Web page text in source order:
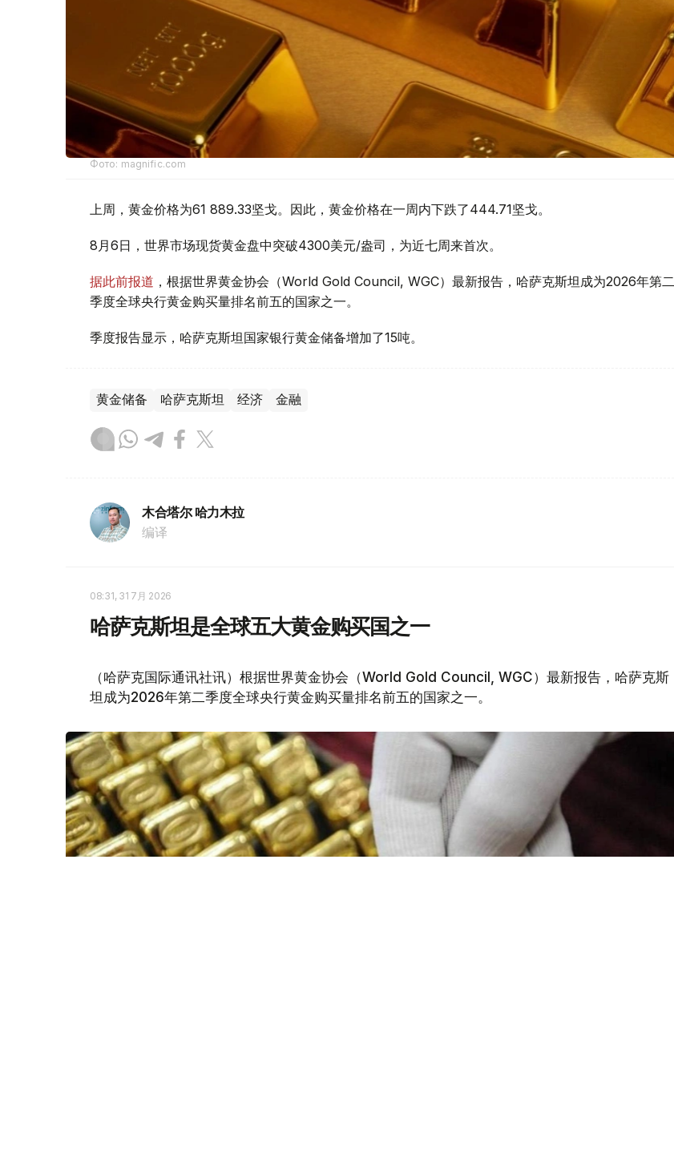
Фото: magnific.com
上周，黄金价格为61 889.33坚戈。因此，黄金价格在一周内下跌了444.71坚戈。
8月6日，世界市场现货黄金盘中突破4300美元/盎司，为近七周来首次。
据此前报道 ，根据世界黄金协会（World Gold Council, WGC）最新报告，哈萨克斯坦成为2026年第二
季度全球央行黄金购买量排名前五的国家之一。
季度报告显示，哈萨克斯坦国家银行黄金储备增加了15吨。
黄金储备 哈萨克斯坦 经济 金融
木合塔尔 哈力木拉
编译
08:31, 31 7月 2026
哈萨克斯坦是全球五大黄金购买国之一
（哈萨克国际通讯社讯）根据世界黄金协会（World Gold Council, WGC）最新报告，哈萨克斯
坦成为2026年第二季度全球央行黄金购买量排名前五的国家之一。